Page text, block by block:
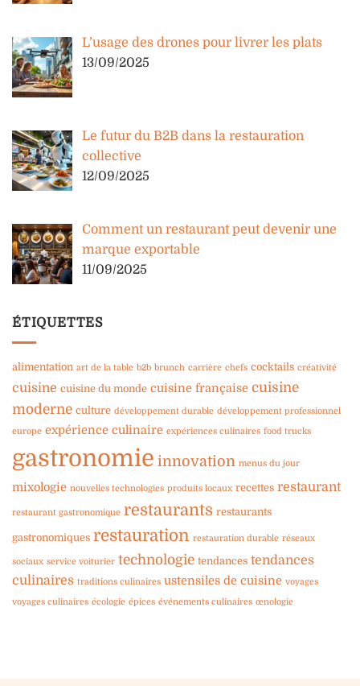
L’usage des drones pour livrer les plats
13/09/2025
Le futur du B2B dans la restauration
collective
12/09/2025
Comment un restaurant peut devenir une
marque exportable
11/09/2025
ÉTIQUETTES
alimentation art de la table b2b brunch carrière chefs cocktails créativité
cuisine cuisine du monde cuisine française cuisine
moderne culture développement durable développement professionnel
europe expérience culinaire expériences culinaires food trucks
gastronomie innovation menus du jour
mixologie nouvelles technologies produits locaux recettes restaurant
restaurant gastronomique restaurants restaurants
gastronomiques restauration restauration durable réseaux
sociaux service voiturier technologie tendances tendances
culinaires traditions culinaires ustensiles de cuisine voyages
voyages culinaires écologie épices événements culinaires œnologie